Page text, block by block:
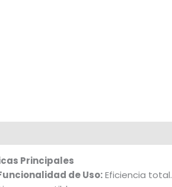
Principales
de Uso:Eficiencia total.